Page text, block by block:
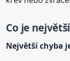
Co je
Největší chyba